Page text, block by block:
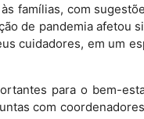
famílias, com
de pandemia afetou
cuidadores, em um
para o bem-
com